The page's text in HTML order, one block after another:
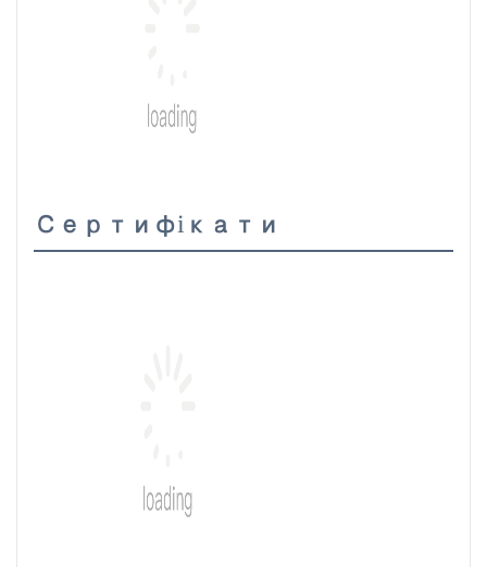
Сертифікати